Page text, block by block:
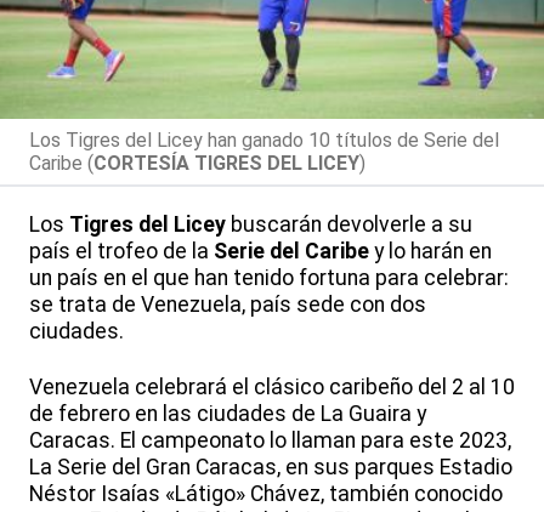
Los Tigres del Licey han ganado 10 títulos de Serie del
Caribe (CORTESÍA TIGRES DEL LICEY)
Los Tigres del Licey buscarán devolverle a su
país el trofeo de la Serie del Caribe y lo harán en
un país en el que han tenido fortuna para celebrar:
se trata de Venezuela, país sede con dos
ciudades.
Venezuela celebrará el clásico caribeño del 2 al 10
de febrero en las ciudades de La Guaira y
Caracas. El campeonato lo llaman para este 2023,
La Serie del Gran Caracas, en sus parques Estadio
Néstor Isaías «Látigo» Chávez, también conocido